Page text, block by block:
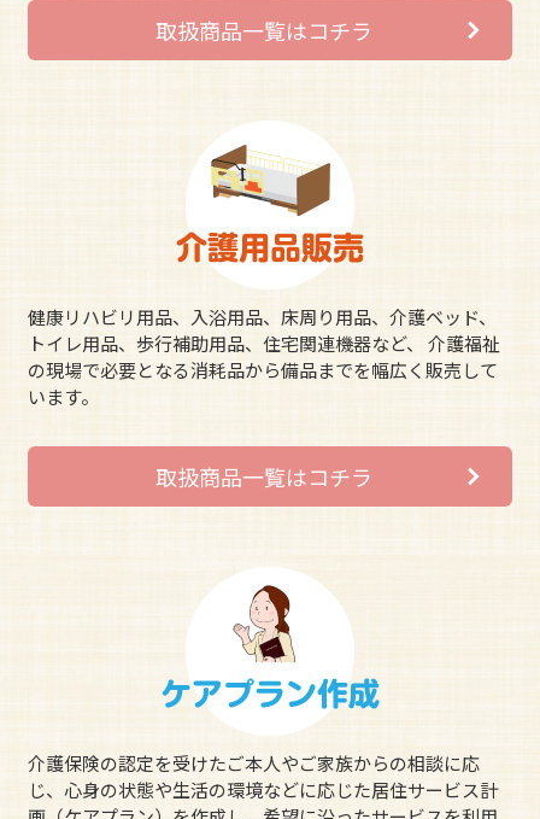
取扱商品一覧はコチラ
健康リハビリ用品、入浴用品、床周り用品、介護ベッド、
トイレ用品、歩行補助用品、住宅関連機器など、 介護福祉
の現場で必要となる消耗品から備品までを幅広く販売して
います。
取扱商品一覧はコチラ
介護保険の認定を受けたご本人やご家族からの相談に応
じ、心身の状態や生活の環境などに応じた居住サービス計